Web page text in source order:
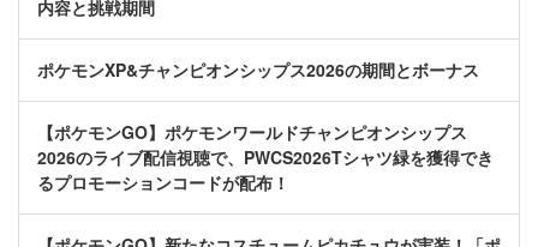
内容と挑戦期間
ポケモンXP&チャンピオンシップス2026の期間とボーナス
【ポケモンGO】ポケモンワールドチャンピオンシップス
2026のライブ配信視聴で、PWCS2026Tシャツ緑を獲得でき
るプロモーションコードが配布！